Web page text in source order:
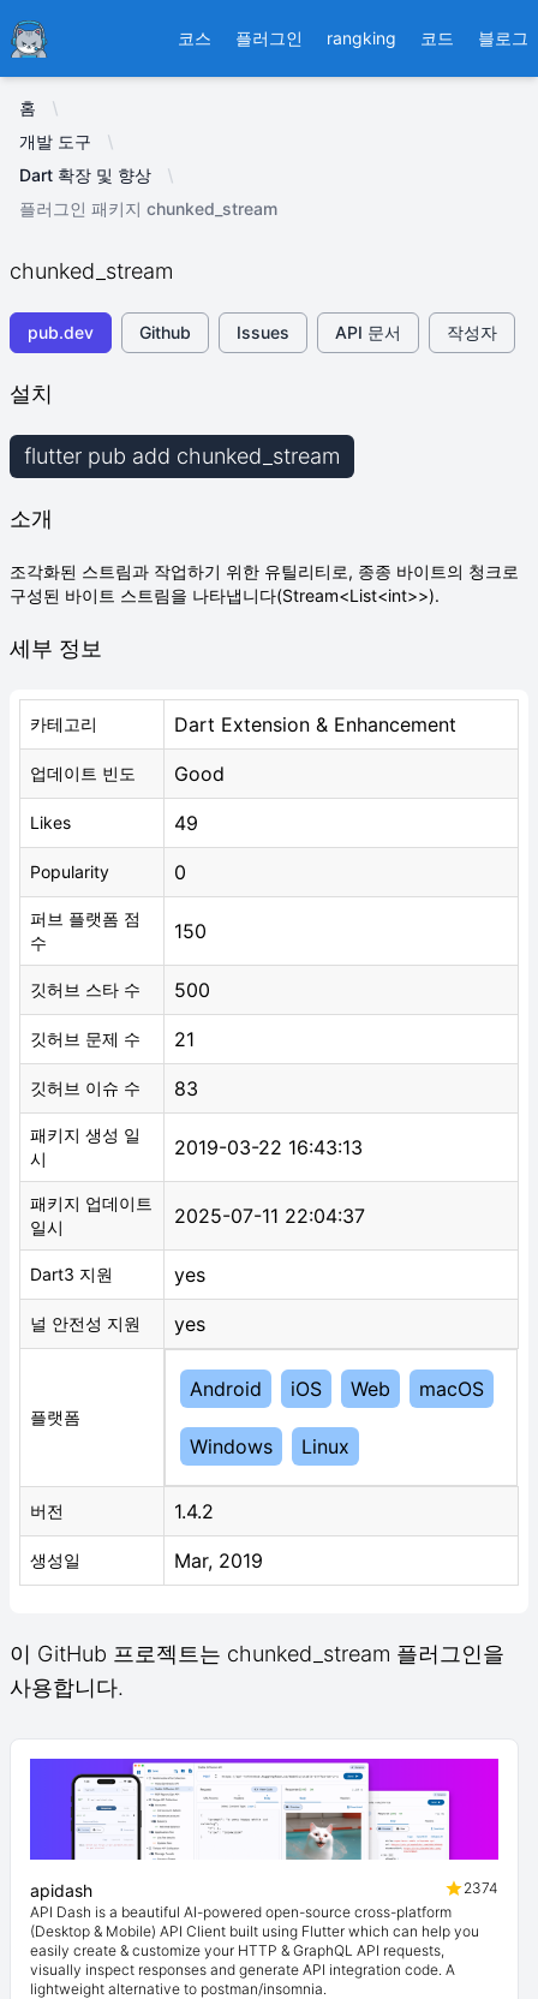
Ducafecat 코스 플러그인 rangking 코드 블로그
홈
개발 도구
Dart 확장 및 향상
플러그인 패키지 chunked_stream
chunked_stream
pub.dev Github Issues API 문서 작성자
설치
flutter pub add chunked_stream
소개
조각화된 스트림과 작업하기 위한 유틸리티로, 종종 바이트의 청크로
구성된 바이트 스트림을 나타냅니다(Stream<List<int>>).
세부 정보
카테고리 Dart Extension & Enhancement
업데이트 빈도 Good
Likes 49
Popularity 0
퍼브 플랫폼 점
수
150
깃허브 스타 수 500
깃허브 문제 수 21
깃허브 이슈 수 83
패키지 생성 일
시
2019-03-22 16:43:13
패키지 업데이트
일시
2025-07-11 22:04:37
Dart3 지원 yes
널 안전성 지원 yes
플랫폼
Android iOS Web macOS
Windows Linux
버전 1.4.2
생성일 Mar, 2019
이 GitHub 프로젝트는 chunked_stream 플러그인을
사용합니다.
apidash
2374
API Dash is a beautiful AI-powered open-source cross-platform
(Desktop & Mobile) API Client built using Flutter which can help you
easily create & customize your HTTP & GraphQL API requests,
visually inspect responses and generate API integration code. A
lightweight alternative to postman/insomnia.